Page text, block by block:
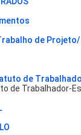
de
de
de Trabalhador-